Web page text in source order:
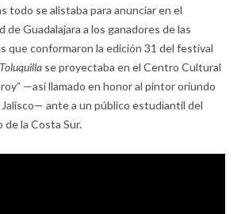
todo se alistaba para anunciar en el
de Guadalajara a los ganadores de las
que conformaron la edición 31 del festival
se proyectaba en el Centro Cultural
—así llamado en honor al pintor oriundo
ante a un público estudiantil del
la Costa Sur.